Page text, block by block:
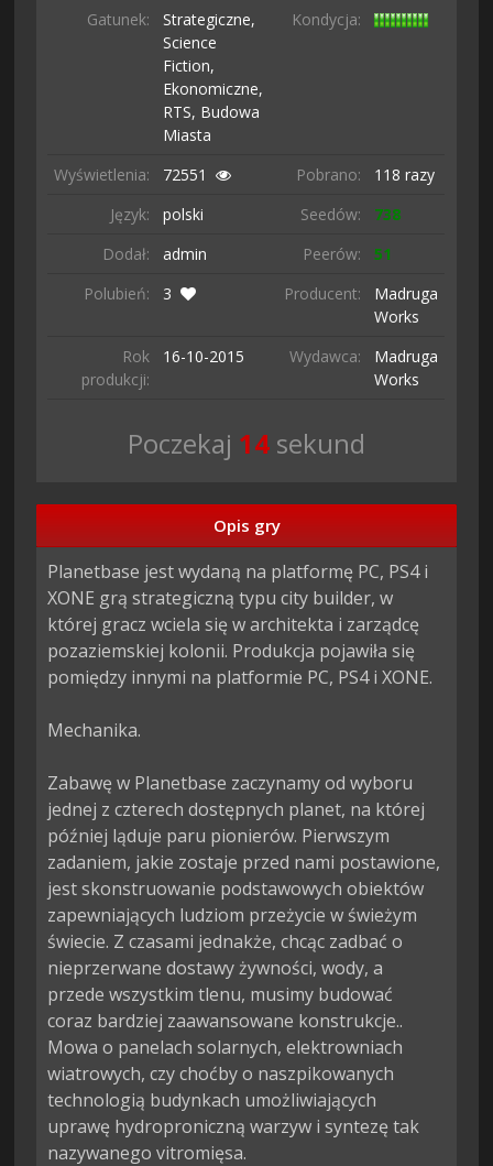
Gatunek:
Strategiczne,
Science
Fiction,
Ekonomiczne,
RTS, Budowa
Miasta
Kondycja:
Wyświetlenia: 72551 Pobrano:
118 razy
Język:
polski Seedów:
738
Dodał:
admin Peerów:
51
Polubień:
3 Producent:
Madruga
Works
Rok
produkcji:
16-10-2015 Wydawca:
Madruga
Works
Poczekaj 13 sekund
Opis gry
Planetbase jest wydaną na platformę PC, PS4 i
XONE grą strategiczną typu city builder, w
której gracz wciela się w architekta i zarządcę
pozaziemskiej kolonii. Produkcja pojawiła się
pomiędzy innymi na platformie PC, PS4 i XONE.
Mechanika.
Zabawę w Planetbase zaczynamy od wyboru
jednej z czterech dostępnych planet, na której
później ląduje paru pionierów. Pierwszym
zadaniem, jakie zostaje przed nami postawione,
jest skonstruowanie podstawowych obiektów
zapewniających ludziom przeżycie w świeżym
świecie. Z czasami jednakże, chcąc zadbać o
nieprzerwane dostawy żywności, wody, a
przede wszystkim tlenu, musimy budować
coraz bardziej zaawansowane konstrukcje..
Mowa o panelach solarnych, elektrowniach
wiatrowych, czy choćby o naszpikowanych
technologią budynkach umożliwiających
uprawę hydroproniczną warzyw i syntezę tak
nazywanego vitromięsa.